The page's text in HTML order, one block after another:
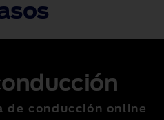
de conducción online